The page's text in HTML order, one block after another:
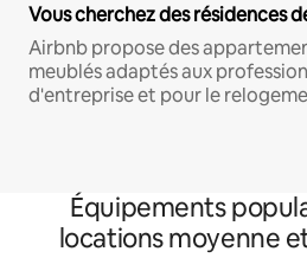
Vous cherchez des résidences
Airbnb propose des
meublés adaptés aux
d'entreprise et pour le
Équipements
locations moyenne